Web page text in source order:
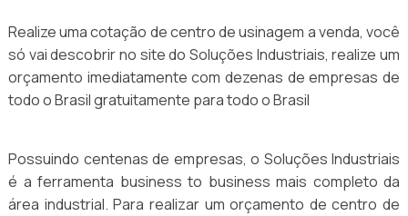
Realize uma cotação de centro de usinagem a venda, você
só vai descobrir no site do Soluções Industriais, realize um
orçamento imediatamente com dezenas de empresas de
todo o Brasil gratuitamente para todo o Brasil
Possuindo centenas de empresas, o Soluções Industriais
é a ferramenta business to business mais completo da
área industrial. Para realizar um orçamento de centro de